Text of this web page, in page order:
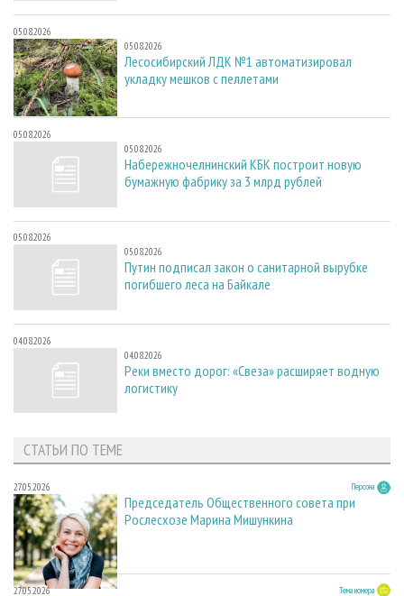
05.08.2026
05.08.2026
Лесосибирский ЛДК №1 автоматизировал
укладку мешков с пеллетами
05.08.2026
05.08.2026
Набережночелнинский КБК построит новую
бумажную фабрику за 3 млрд рублей
05.08.2026
05.08.2026
Путин подписал закон о санитарной вырубке
погибшего леса на Байкале
04.08.2026
04.08.2026
Реки вместо дорог: «Свеза» расширяет водную
логистику
СТАТЬИ ПО ТЕМЕ
27.05.2026 Персона
Председатель Общественного совета при
Рослесхозе Марина Мишункина
27.05.2026 Тема номера